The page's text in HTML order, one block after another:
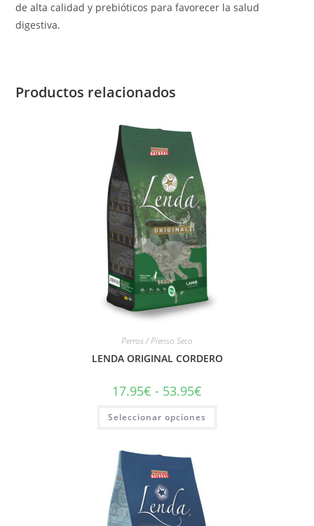
de alta calidad y prebióticos para favorecer la salud
digestiva.
Productos relacionados
Perros / Pienso Seco
LENDA ORIGINAL CORDERO
17.95€ - 53.95€
Seleccionar opciones